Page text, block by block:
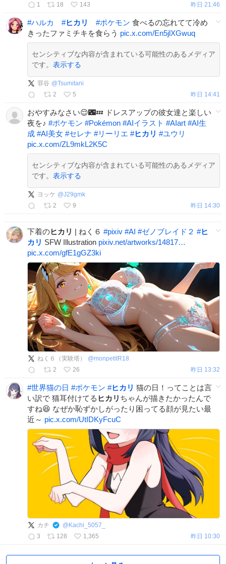
1
18 143 昨日 21:46
#ハルカ #ヒカリ #ポケモン 食べるの忘れてて冷め
きったファミチキを食らう pic.x.com/En5jlXGwuq
センシティブな内容が含まれている可能性のあるメディア
です。 表示する
罪谷 @Tsumitani
2
5 昨日 14:41
おやすみなさい😌🌃💤 ドレスアップの彼女達と楽しい
夜を♪ #ポケモン #Pokémon #AIイラスト #AIart️️️️️️️️️️️️️️️️️️️️️️️️️️️️️️️️️️️️️️️️️️️️️️️️️️️ #AI生
成 #AI美女 #セレナ #リーリエ #ヒカリ #ユウリ
pic.x.com/ZL9mkL2K5C
センシティブな内容が含まれている可能性のあるメディア
です。 表示する
ヨッケ @J29gmk
2
9 昨日 14:30
下着のヒカリ | ねく６ #pixiv #AI #ゼノブレイド２ #ヒ
カリ SFW Illustration pixiv.net/artworks/14817…
pic.x.com/gfE1gGZ3ki
ねく６（実験塔） @monpetitR18
2
26 昨日 13:32
#世界猫の日 #ポケモン #ヒカリ 猫の日！ってことは言
い訳で 猫耳付けてる ヒカリ ちゃんが描きたかったんで
すね😆 なぜか恥ずかしがったり困ってる顔が見たい最
近～ pic.x.com/UtIDKyFcuC
カチ @ Kachi_5057_
3
128 1,365 昨日 10:30